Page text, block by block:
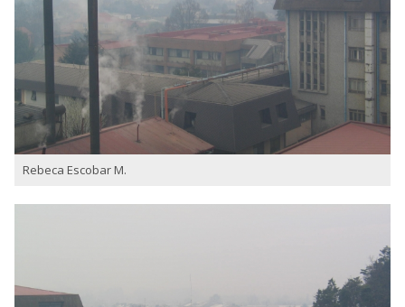
Rebeca Escobar M.